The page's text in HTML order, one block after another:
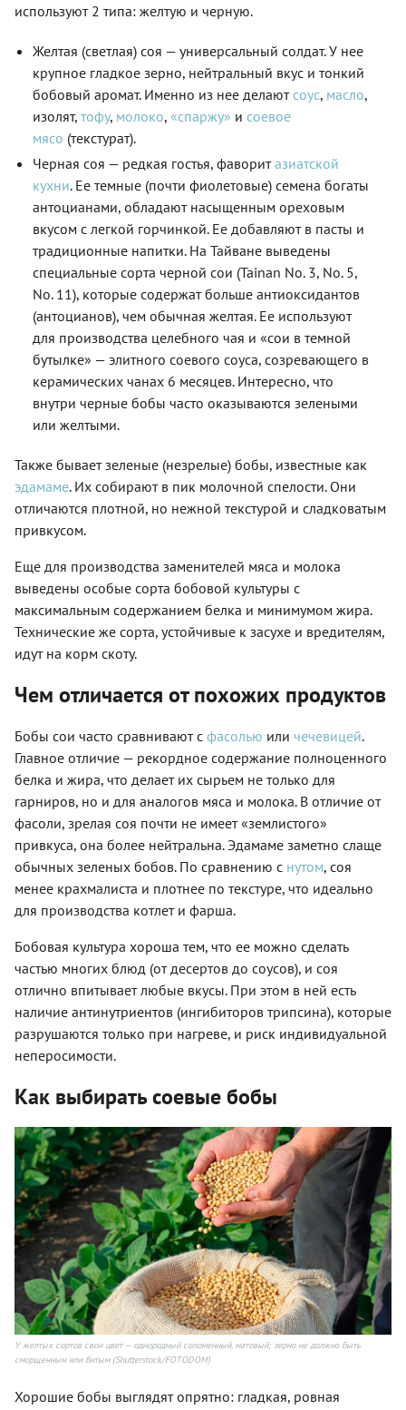
используют 2 типа: желтую и черную.
Желтая (светлая) соя — универсальный солдат. У нее
крупное гладкое зерно, нейтральный вкус и тонкий
бобовый аромат. Именно из нее делают соус, масло,
изолят, тофу, молоко, «спаржу» и соевое
мясо (текстурат).
Черная соя — редкая гостья, фаворитазиатской
кухни. Ее темные (почти фиолетовые) семена богаты
антоцианами, обладают насыщенным ореховым
вкусом с легкой горчинкой. Ее добавляют в пасты и
традиционные напитки. На Тайване выведены
специальные сорта черной сои (Tainan No. 3, No. 5,
No. 11), которые содержат больше антиоксидантов
(антоцианов), чем обычная желтая. Ее используют
для производства целебного чая и «сои в темной
бутылке» — элитного соевого соуса, созревающего в
керамических чанах 6 месяцев. Интересно, что
внутри черные бобы часто оказываются зелеными
или желтыми.
Также бывает зеленые (незрелые) бобы, известные как
эдамаме. Их собирают в пик молочной спелости. Они
отличаются плотной, но нежной текстурой и сладковатым
привкусом.
Еще для производства заменителей мяса и молока
выведены особые сорта бобовой культуры с
максимальным содержанием белка и минимумом жира.
Технические же сорта, устойчивые к засухе и вредителям,
идут на корм скоту.
Чем отличается от похожих продуктов
Бобы сои часто сравнивают с фасолью или чечевицей.
Главное отличие — рекордное содержание полноценного
белка и жира, что делает их сырьем не только для
гарниров, но и для аналогов мяса и молока. В отличие от
фасоли, зрелая соя почти не имеет «землистого»
привкуса, она более нейтральна. Эдамаме заметно слаще
обычных зеленых бобов. По сравнению с нутом, соя
менее крахмалиста и плотнее по текстуре, что идеально
для производства котлет и фарша.
Бобовая культура хороша тем, что ее можно сделать
частью многих блюд (от десертов до соусов), и соя
отлично впитывает любые вкусы. При этом в ней есть
наличие антинутриентов (ингибиторов трипсина), которые
разрушаются только при нагреве, и риск индивидуальной
неперосимости.
Как выбирать соевые бобы
У желтых сортов свои цвет — однородный соломенный, матовый; зерно не должно быть
сморщенным или битым (Shutterstock/FOTODOM)
Хорошие бобы выглядят опрятно: гладкая, ровная